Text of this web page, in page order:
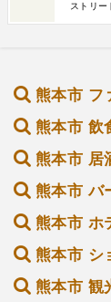
ストリー
熊本市 フ
熊本市 飲
熊本市 居
熊本市 バ
熊本市 ホ
熊本市 シ
熊本市 観